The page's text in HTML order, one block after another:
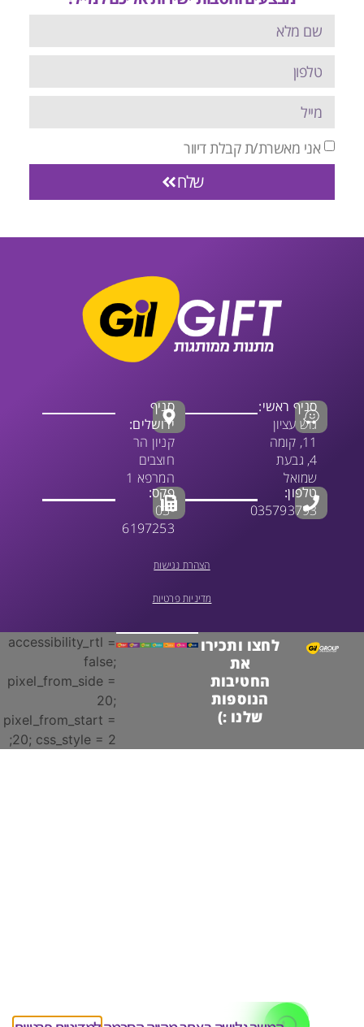
אני מאשרת/ת קבלת דיוור
סניף ראשי:
גוש עציון
11, קומה
ירושלים:
טלפון:
035793793
6197253
הצהרת נגישות
מדיניות פרטיות
לחצו ותכירו
החטיבות
הנוספות
שלנו :)
accessibility_rtl =
pixel_from_side =
pixel_from_start =
20; css_style = 2;